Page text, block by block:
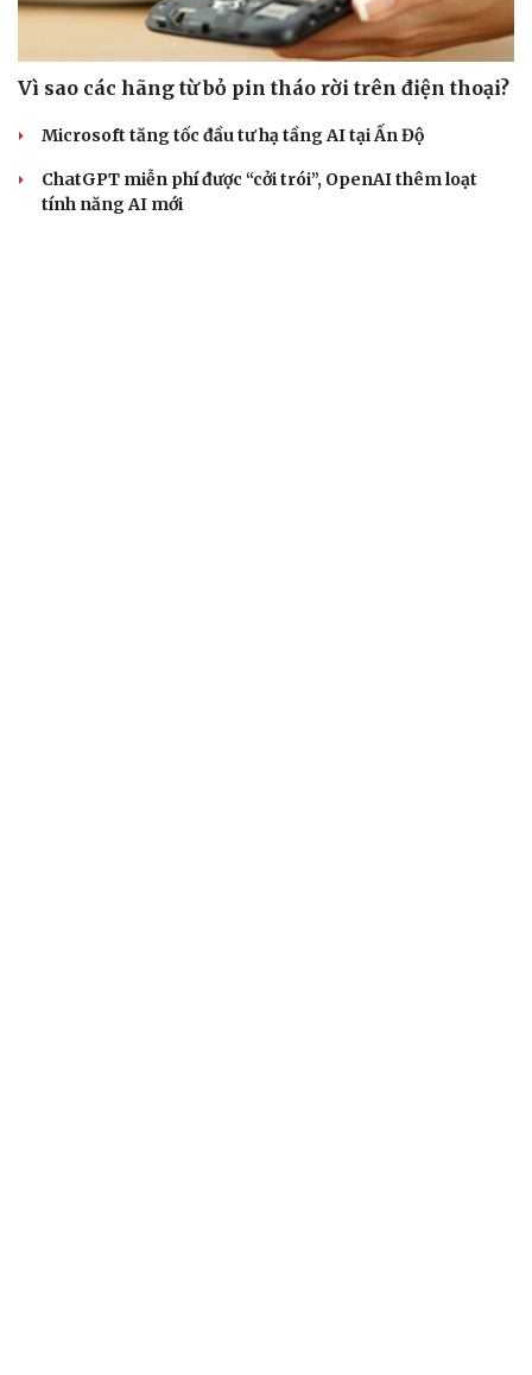
Vì sao các hãng từ bỏ pin tháo rời trên điện thoại?
Microsoft tăng tốc đầu tư hạ tầng AI tại Ấn Độ
ChatGPT miễn phí được “cởi trói”, OpenAI thêm loạt
tính năng AI mới